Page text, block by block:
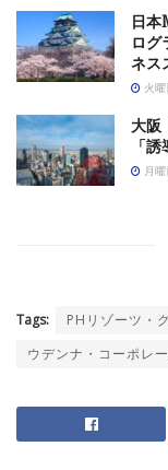
日本
ロ
ネス
火
大阪
「
月
Tags:
PHリゾーツ・
ウデンナ・コーポレ